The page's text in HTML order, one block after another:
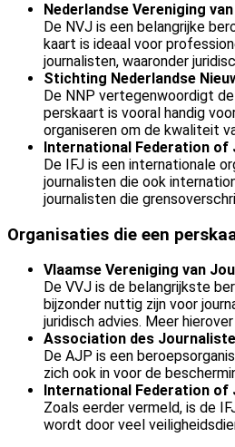
Nederlandse Vereniging
De NVJ is een belangrijke
kaart is ideaal voor
journalisten, waaronder
Stichting Nederlandse
De NNP vertegenwoordigt
perskaart is vooral handig
organiseren om de kwaliteit
International Federation of
De IFJ is een internationale
journalisten die ook
journalisten die
Organisaties die een
Vlaamse Vereniging van
De VVJ is de belangrijkste
bijzonder nuttig zijn voor
juridisch advies. Meer
Association des
De AJP is een
zich ook in voor de
International Federation of
Zoals eerder vermeld, is de
wordt door veel